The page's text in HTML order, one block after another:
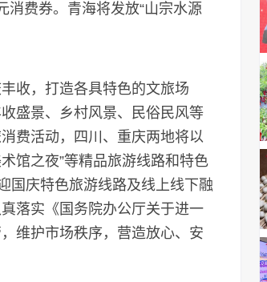
消费券。青海将发放“山宗水源
收，打造各具特色的文旅场
盛景、乡村风景、民俗民风等
费活动，四川、重庆两地将以
馆之夜”等精品旅游线路和特色
国庆特色旅游线路及线上线下融
落实《国务院办公厅关于进一
维护市场秩序，营造放心、安